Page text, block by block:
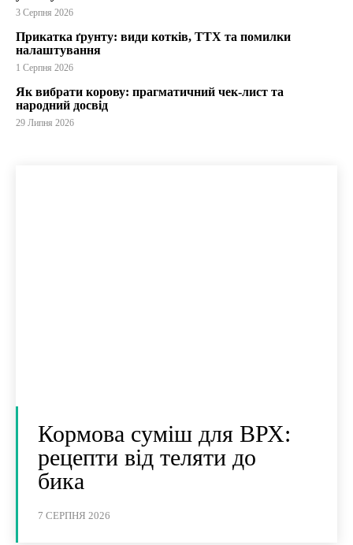
3 Серпня 2026
Прикатка ґрунту: види котків, ТТХ та помилки
налаштування
1 Серпня 2026
Як вибрати корову: прагматичний чек-лист та
народний досвід
29 Липня 2026
Кормова суміш для ВРХ:
рецепти від теляти до
бика
7 СЕРПНЯ 2026